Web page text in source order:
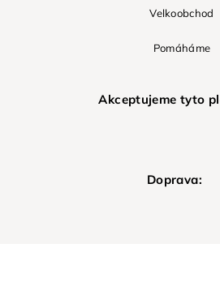
Velkoobchod
Pomáháme
Akceptujeme tyto
Doprava: